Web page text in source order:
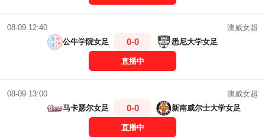
08-09 12:40
澳威女超
公牛学院女足
0-0 悉尼大学女足
直播中
08-09 13:00
澳威女超
马卡瑟尔女足
0-0 新南威尔士大学女足
直播中